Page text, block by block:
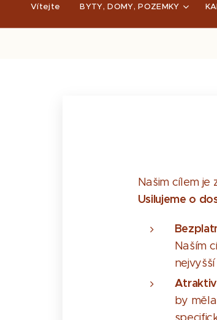
Vítejte BYTY, DOMY, POZEMKY
Našim cílem je
Usilujeme o
Naším
by